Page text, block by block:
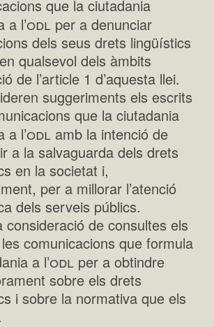
que la ciutadania
a l’odl per a denunciar
dels seus drets lingüístics
qualsevol dels àmbits
de l’article 1 d’aquesta llei.
suggeriments els escrits
que la ciutadania
a l’odl amb la intenció de
a la salvaguarda dels drets
en la societat i,
per a millorar l’atenció
dels serveis públics.
consideració de consultes els
comunicacions que formula
a l’odl per a obtindre
sobre els drets
i sobre la normativa que els